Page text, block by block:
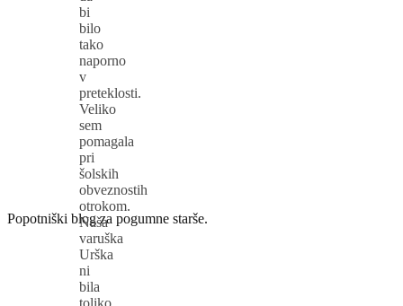
Popotniški blog za pogumne starše.
bi
bilo
tako
naporno
v
preteklosti.
Veliko
sem
pomagala
pri
šolskih
obveznostih
otrokom.
Naša
varuška
Urška
ni
bila
toliko